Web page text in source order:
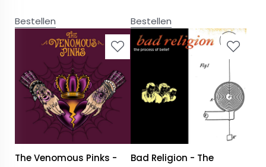
Bestellen Bestellen
The Venomous Pinks -
Bad Religion - The